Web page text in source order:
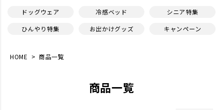
ドッグウェア 冷感ベッド
シニア特集
ひんやり特集
お出かけグッズ キャンペーン
HOME 商品一覧
商品一覧
並び順
優先度順